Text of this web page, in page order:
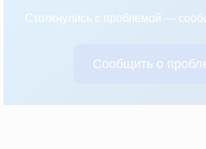
Столкнулись с проблемой —
Сообщить о